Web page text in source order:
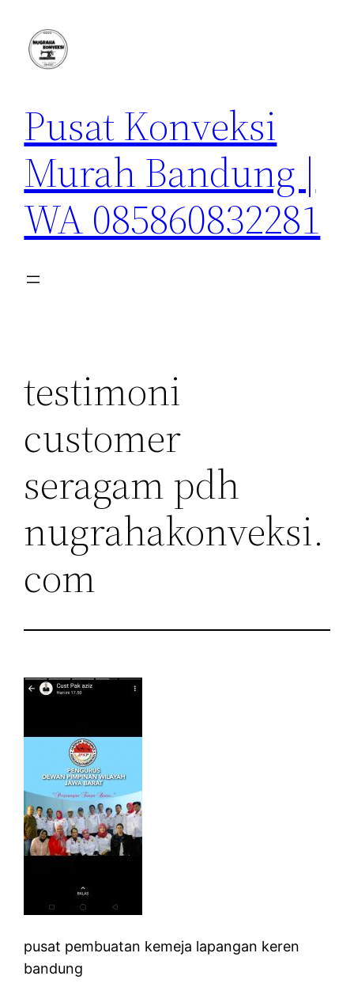
konten
Pusat Konveksi
Murah Bandung |
WA 085860832281
testimoni
customer
seragam pdh
nugrahakonveksi.
com
pusat pembuatan kemeja lapangan keren
bandung